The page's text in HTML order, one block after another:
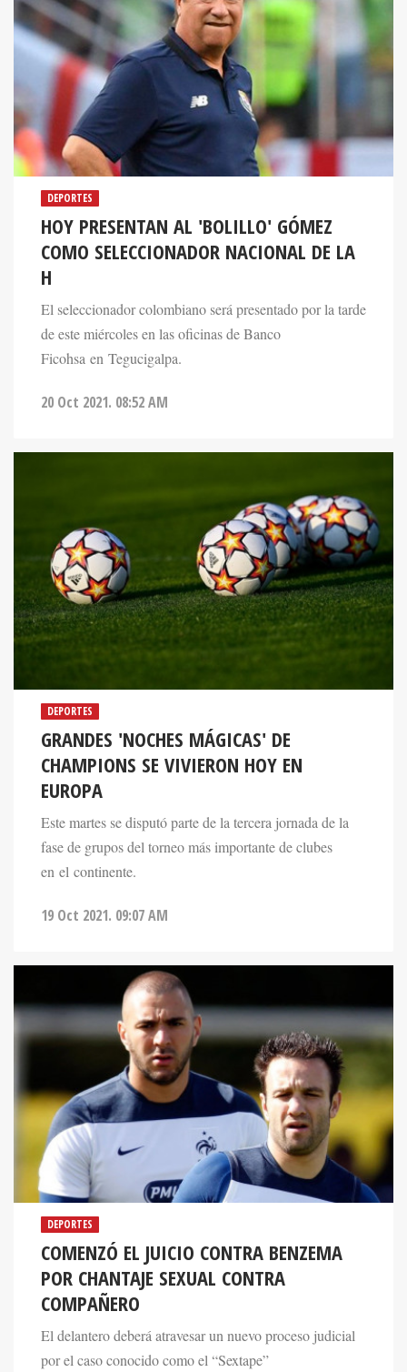
DEPORTES
HOY PRESENTAN AL 'BOLILLO' GÓMEZ
COMO SELECCIONADOR NACIONAL DE LA
H
El seleccionador colombiano será presentado por la tarde
de este miércoles en las oficinas de Banco
Ficohsa en Tegucigalpa.
20 Oct 2021. 08:52 AM
DEPORTES
GRANDES 'NOCHES MÁGICAS' DE
CHAMPIONS SE VIVIERON HOY EN
EUROPA
Este martes se disputó parte de la tercera jornada de la
fase de grupos del torneo más importante de clubes
en el continente.
19 Oct 2021. 09:07 AM
DEPORTES
COMENZÓ EL JUICIO CONTRA BENZEMA
POR CHANTAJE SEXUAL CONTRA
COMPAÑERO
El delantero deberá atravesar un nuevo proceso judicial
por el caso conocido como el “Sextape”